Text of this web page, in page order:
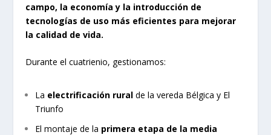
campo, la economía y la introducción de
tecnologías de uso más eficientes para mejorar
la calidad de vida.
Durante el cuatrienio, gestionamos:
La electrificación rural de la vereda Bélgica y El
Triunfo
El montaje de la primera etapa de la media